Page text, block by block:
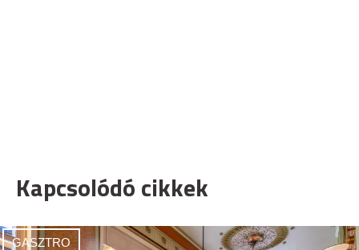
Kapcsolódó cikkek
GASZTRO